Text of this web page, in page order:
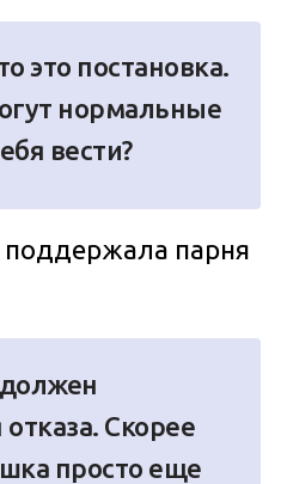
это постановка.
нормальные
вести?
парня
отказа. Скорее
просто еще